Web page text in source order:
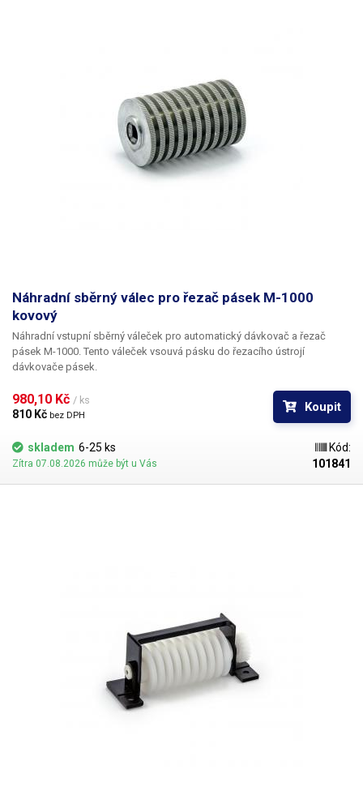
Náhradní sběrný válec pro řezač pásek M-1000
kovový
Náhradní vstupní sběrný váleček pro automatický dávkovač a řezač
pásek M-1000. Tento váleček vsouvá pásku do řezacího ústrojí
dávkovače pásek.
980,10 Kč / ks
810 Kč bez DPH
Koupit
skladem 6-25 ks
Zítra 07.08.2026 může být u Vás
Kód:
101841